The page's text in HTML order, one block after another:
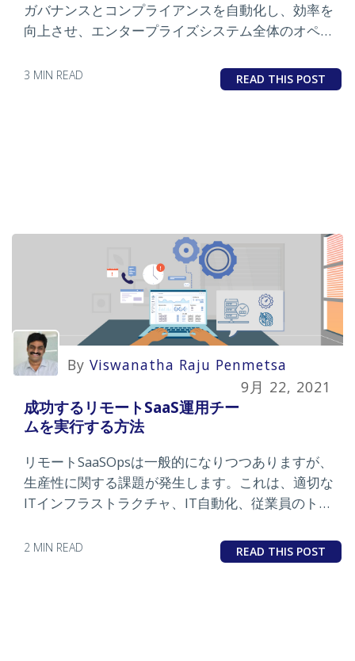
ガバナンスとコンプライアンスを自動化し、効率を
向上させ、エンタープライズシステム全体のオペレ
3 MIN READ READ THIS POST
By Viswanatha Raju Penmetsa
9月 22, 2021
成功するリモートSaaS運用チー
ムを実行する方法
リモートSaaSOpsは一般的になりつつありますが、
生産性に関する課題が発生します。これは、適切な
ITインフラストラクチャ、IT自動化、従業員のトレ
2 MIN READ READ THIS POST